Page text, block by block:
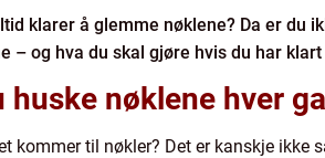
klarer å glemme nøklene? Da er du
– og hva du skal gjøre hvis du har
huske nøklene hver
kommer til nøkler? Det er kanskje